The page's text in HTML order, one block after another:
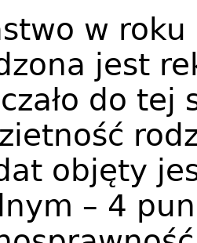
w
jest
do tej
objęty
– 4